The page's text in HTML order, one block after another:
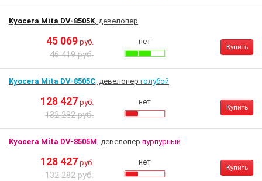
Kyocera Mita DV-8505K, девелопер
45 069 руб.
46 419 руб.
нет
Купить
Kyocera Mita DV-8505C, девелопер голубой
128 427 руб.
132 282 руб.
нет
Купить
Kyocera Mita DV-8505M, девелопер пурпурный
128 427 руб.
132 282 руб.
нет
Купить